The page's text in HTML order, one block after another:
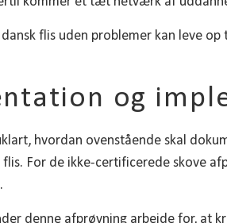
flis uden problemer kan leve
og
hvordan ovenstående skal
For de ikke-certificerede skove
denne afprøvning arbejde for, at